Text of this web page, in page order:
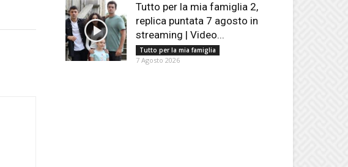
Tutto per la mia famiglia 2,
replica puntata 7 agosto in
streaming | Video...
Tutto per la mia famiglia
7 Agosto 2026